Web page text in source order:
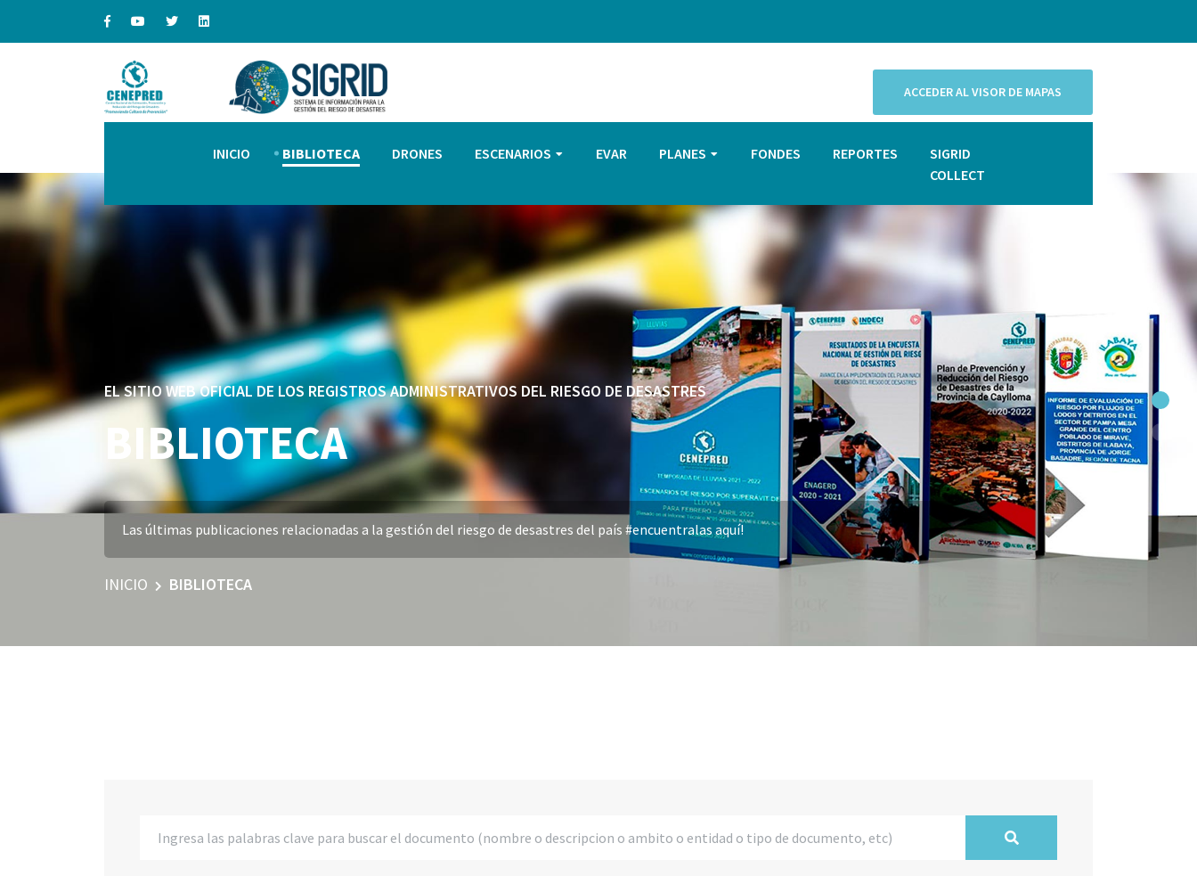
ACCEDER AL VISOR DE MAPAS
INICIO BIBLIOTECA DRONES ESCENARIOS EVAR PLANES FONDES REPORTES
SIGRID
COLLECT
EL SITIO WEB OFICIAL DE LOS REGISTROS ADMINISTRATIVOS DEL RIESGO DE DESASTRES
BIBLIOTECA
Las últimas publicaciones relacionadas a la gestión del riesgo de desastres del país #encuentralas aquí!
INICIO BIBLIOTECA